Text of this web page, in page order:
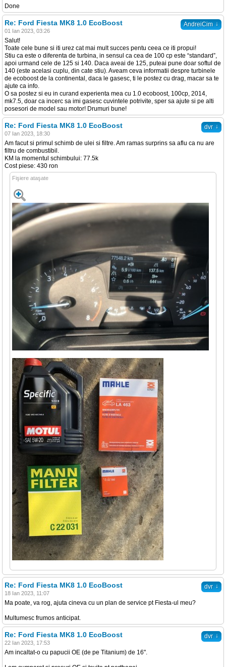
Done
AndreiCim ↓
Re: Ford Fiesta MK8 1.0 EcoBoost
01 Ian 2023, 03:26
Salut!
Toate cele bune si iti urez cat mai mult succes pentu ceea ce iti propui!
Stiu ca este o diferenta de turbina, in sensul ca cea de 100 cp este “standard”,
apoi urmand cele de 125 si 140. Daca aveai de 125, puteai pune doar softul de
140 (este acelasi cuplu, din cate stiu). Aveam ceva informatii despre turbinele
de ecoboost de la continental, daca le gasesc, ti le postez cu drag, macar sa te
ajute ca info.
O sa postez si eu in curand experienta mea cu 1.0 ecoboost, 100cp, 2014,
mk7.5, doar ca incerc sa imi gasesc cuvintele potrivite, sper sa ajute si pe alti
posesori de model sau motor! Drumuri bune!
dvr ↓
Re: Ford Fiesta MK8 1.0 EcoBoost
07 Ian 2023, 18:30
Am facut si primul schimb de ulei si filtre. Am ramas surprins sa aflu ca nu are
filtru de combustibil.
KM la momentul schimbului: 77.5k
Cost piese: 430 ron
Fişiere ataşate
dvr ↓
Re: Ford Fiesta MK8 1.0 EcoBoost
18 Ian 2023, 11:07
Ma poate, va rog, ajuta cineva cu un plan de service pt Fiesta-ul meu?
Multumesc frumos anticipat.
dvr ↓
Re: Ford Fiesta MK8 1.0 EcoBoost
22 Ian 2023, 17:53
Am incaltat-o cu papucii OE (de pe Titanium) de 16".